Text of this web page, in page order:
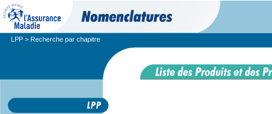
LPP > Recherche par chapitre